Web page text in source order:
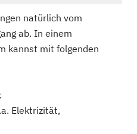
natürlich vom
ab. In einem
kannst mit folgenden
Elektrizität,